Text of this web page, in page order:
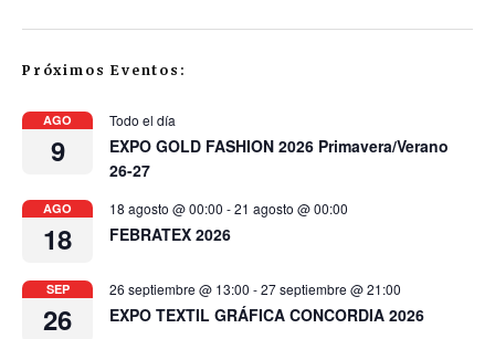
Próximos Eventos:
AGO
9
Todo el día
EXPO GOLD FASHION 2026 Primavera/Verano
26-27
AGO
18
18 agosto @ 00:00 -21 agosto @ 00:00
FEBRATEX 2026
SEP
26
26 septiembre @ 13:00 -27 septiembre @ 21:00
EXPO TEXTIL GRÁFICA CONCORDIA 2026